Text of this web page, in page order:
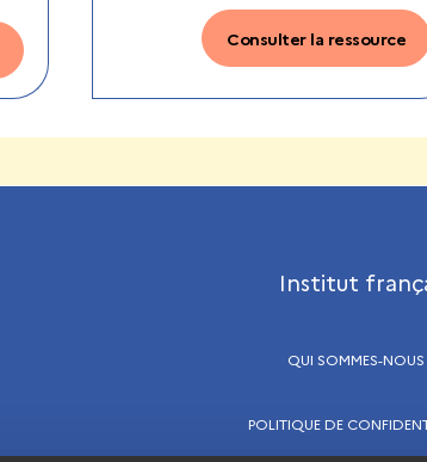
Consulter la ressource
Institut
QUI SOMMES-NOUS
POLITIQUE DE